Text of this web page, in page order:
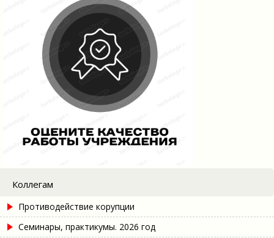
Коллегам
Противодействие корупции
Семинары, практикумы. 2026 год